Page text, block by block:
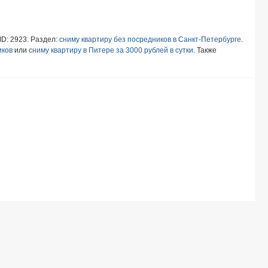
2923. Раздел: сниму квартиру без посредников в Санкт-Петербурге
или сниму квартиру в Питере за 3000 рублей в сутки . Также